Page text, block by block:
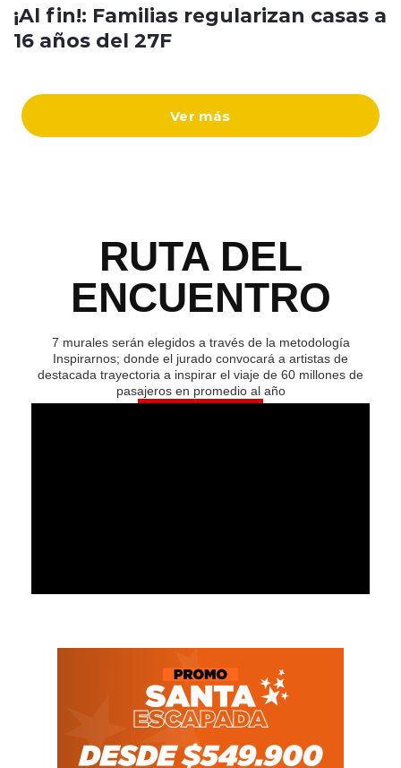
Ver más
¡Al fin!: Familias regularizan casas a
16 años del 27F
RUTA DEL
ENCUENTRO
7 murales serán elegidos a través de la metodología
Inspirarnos; donde el jurado convocará a artistas de
destacada trayectoria a inspirar el viaje de 60 millones de
pasajeros en promedio al año